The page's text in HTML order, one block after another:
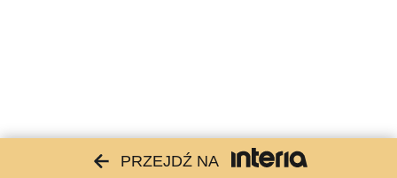
PRZEJDŹ NA